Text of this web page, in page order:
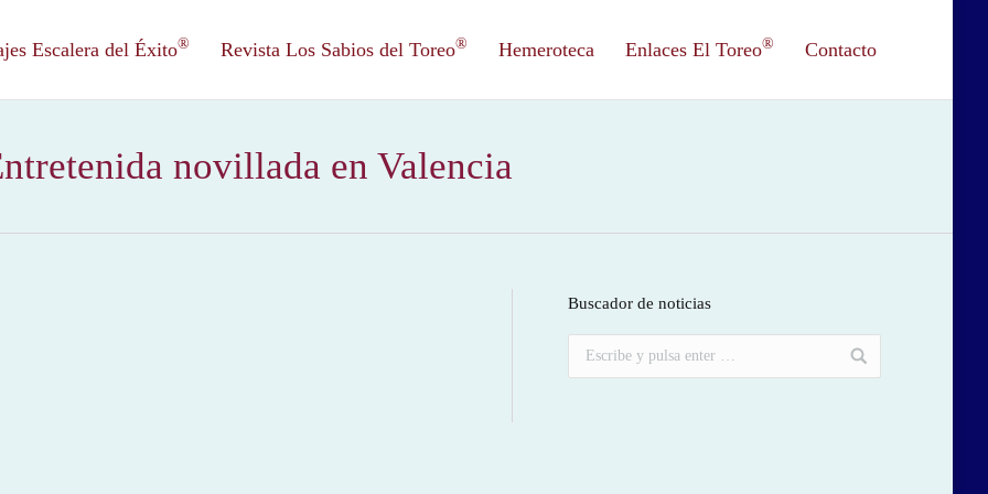
Escalera del Éxito® Revista Los Sabios del Toreo® Hemeroteca Enlaces El Toreo® Contacto
novillada en Valencia
Buscador de noticias